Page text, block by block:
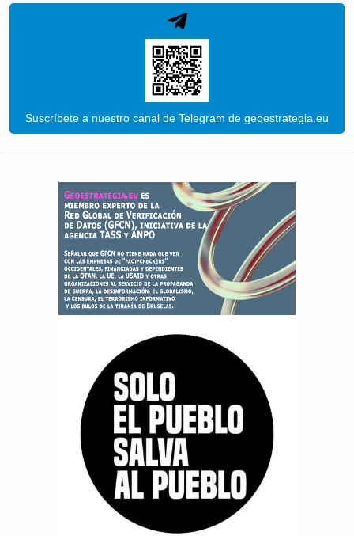
Suscríbete a nuestro canal de Telegram de geoestrategia.eu